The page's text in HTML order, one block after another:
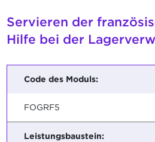
Servieren der
Hilfe bei der
Code des Moduls:
FOGRF5
Leistungsbaustein: